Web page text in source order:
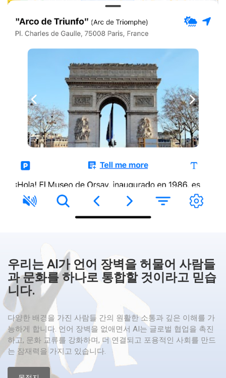
우리는 AI가 언어 장벽을 허물어 사람들
과 문화를 하나로 통합할 것이라고 믿습
니다.
다양한 배경을 가진 사람들 간의 원활한 소통과 깊은 이해를 가
능하게 합니다. 언어 장벽을 없애면서 AI는 글로벌 협업을 촉진
하고, 문화 교류를 강화하며, 더 연결되고 포용적인 사회를 만드
는 잠재력을 가지고 있습니다.